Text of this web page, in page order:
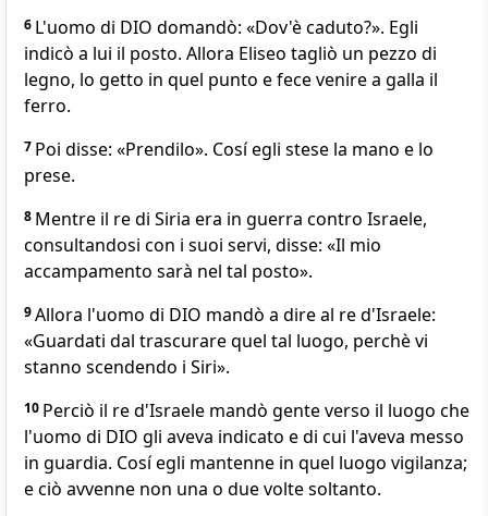
6 L'uomo di DIO domandò: «Dov'è caduto?». Egli
indicò a lui il posto. Allora Eliseo tagliò un pezzo di
legno, lo getto in quel punto e fece venire a galla il
ferro.
7 Poi disse: «Prendilo». Cosí egli stese la mano e lo
prese.
8 Mentre il re di Siria era in guerra contro Israele,
consultandosi con i suoi servi, disse: «Il mio
accampamento sarà nel tal posto».
9Allora l'uomo di DIO mandò a dire al re d'Israele:
«Guardati dal trascurare quel tal luogo, perchè vi
stanno scendendo i Siri».
10 Perciò il re d'Israele mandò gente verso il luogo che
l'uomo di DIO gli aveva indicato e di cui l'aveva messo
in guardia. Cosí egli mantenne in quel luogo vigilanza;
e ciò avvenne non una o due volte soltanto.